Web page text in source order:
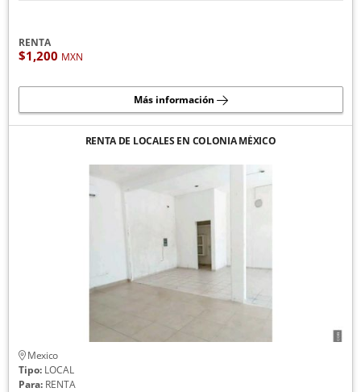
RENTA
$1,200 MXN
Más información
RENTA DE LOCALES EN COLONIA MÉXICO
Mexico
Tipo:LOCAL
Para:RENTA